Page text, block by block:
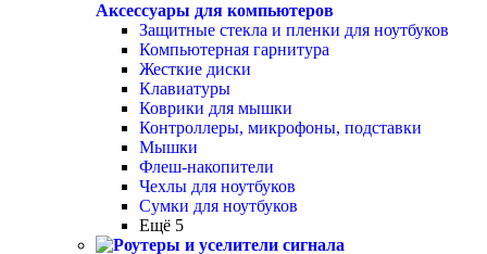
Аксессуары для компьютеров
Защитные стекла и пленки для ноутбуков
Компьютерная гарнитура
Жесткие диски
Клавиатуры
Коврики для мышки
Контроллеры, микрофоны, подставки
Мышки
Флеш-накопители
Чехлы для ноутбуков
Сумки для ноутбуков
Ещё 5